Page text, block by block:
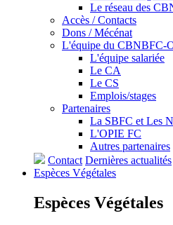
Le réseau des
Accès / Contacts
Dons / Mécénat
L'équipe du CBNBFC-
L'équipe salariée
Le CA
Le CS
Emplois/stages
Partenaires
La SBFC et Les
L'OPIE FC
Autres partenaires
Contact Dernières actualités
Espèces Végétales
Espèces Végétales